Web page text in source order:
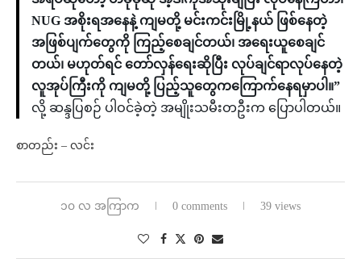
NUG အစိုးရအနေနဲ့ ကျမတို့ မင်းကင်းမြို့နယ် ဖြစ်နေတဲ့
အဖြစ်ပျက်တွေကို ကြည့်စေချင်တယ်၊ အရေးယူစေချင်
တယ်၊ မဟုတ်ရင် တော်လှန်ရေးဆိုပြီး လုပ်ချင်ရာလုပ်နေတဲ့
လူအုပ်ကြီးကို ကျမတို့ ပြည့်သူတွေကကြောက်နေရမှာပါ။”
လို့ ဆန္ဒပြစဉ် ပါဝင်ခဲ့တဲ့ အမျိုးသမီးတဦးက ပြောပါတယ်။
စာတည်း – လင်း
၁၀ လ အကြာက 0 comments 39 views